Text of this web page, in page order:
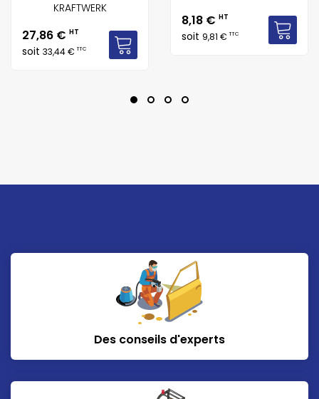
KRAFTWERK
Prix
27,86 € HT
soit 33,44 €TTC
Prix
8,18 € HT
soit 9,81 €TTC
Des conseils d'experts